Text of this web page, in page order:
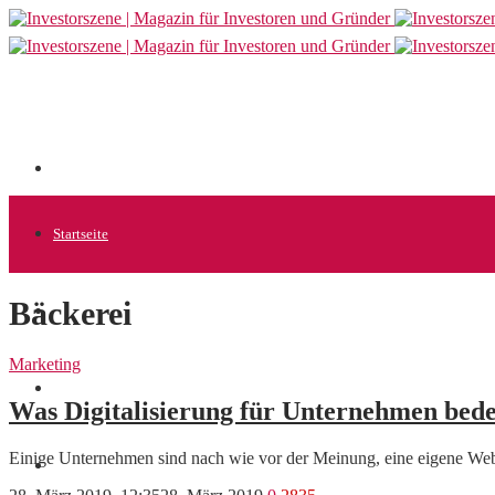
Startseite
Allgemein
News
Bäckerei
Marketing
Was Digitalisierung für Unternehmen
Einige Unternehmen sind nach wie vor der Meinung, eine eigene